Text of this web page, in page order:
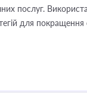
послуг.
та стратегій для